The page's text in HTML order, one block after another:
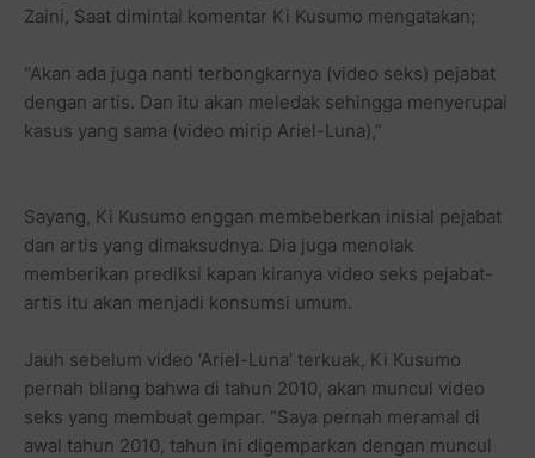
Zaini, Saat dimintai komentar Ki Kusumo mengatakan;
“Akan ada juga nanti terbongkarnya (video seks) pejabat
dengan artis. Dan itu akan meledak sehingga menyerupai
kasus yang sama (video mirip Ariel-Luna),”
Sayang, Ki Kusumo enggan membeberkan inisial pejabat
dan artis yang dimaksudnya. Dia juga menolak
memberikan prediksi kapan kiranya video seks pejabat-
artis itu akan menjadi konsumsi umum.
Jauh sebelum video ‘Ariel-Luna’ terkuak, Ki Kusumo
pernah bilang bahwa di tahun 2010, akan muncul video
seks yang membuat gempar. “Saya pernah meramal di
awal tahun 2010, tahun ini digemparkan dengan muncul